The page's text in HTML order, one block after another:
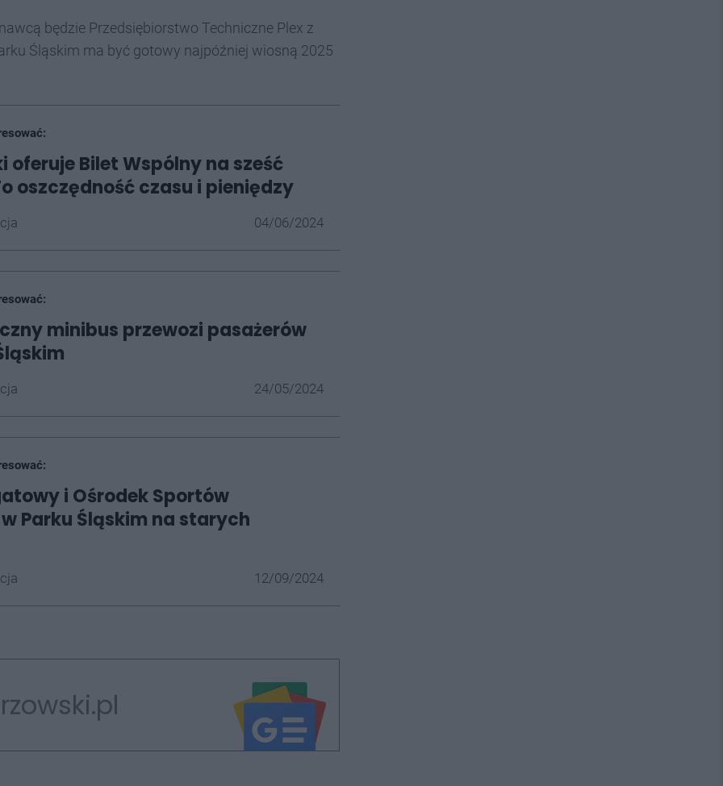
będzie Przedsiębiorstwo Techniczne Plex z
Śląskim ma być gotowy najpóźniej wiosną 2025
oferuje Bilet Wspólny na sześć
oszczędność czasu i pieniędzy
04/06/2024
minibus przewozi pasażerów
24/05/2024
i Ośrodek Sportów
Parku Śląskim na starych
12/09/2024